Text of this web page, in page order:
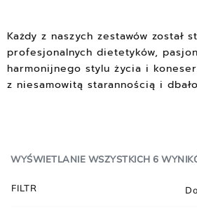
Każdy z naszych zestawów został
profesjonalnych dietetyków,
harmonijnego stylu życia i
z niesamowitą starannością i
WYŚWIETLANIE WSZYSTKICH 6
FILTR